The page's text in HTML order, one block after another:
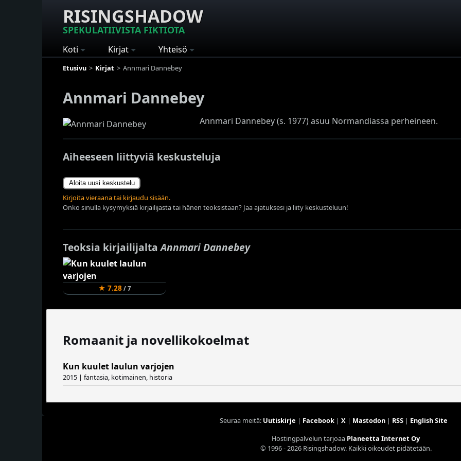
RISINGSHADOW
SPEKULATIIVISTA FIKTIOTA
Koti Kirjat Yhteisö
Etusivu Kirjat Annmari Dannebey
Annmari Dannebey
Annmari Dannebey (s. 1977) asuu Normandiassa perheineen.
Aiheeseen liittyviä keskusteluja
Aloita uusi keskustelu
Kirjoita vieraana tai kirjaudu sisään.
Onko sinulla kysymyksiä kirjailijasta tai hänen teoksistaan? Jaa ajatuksesi ja liity keskusteluun!
Teoksia kirjailijaltaAnnmari Dannebey
★ 7.28/ 7
Romaanit ja novellikokoelmat
Kun kuulet laulun varjojen
2015 | fantasia, kotimainen, historia
Seuraa meitä: Uutiskirje | Facebook| X| Mastodon| RSS| English Site
Hostingpalvelun tarjoaa Planeetta Internet Oy
© 1996 - 2026 Risingshadow. Kaikki oikeudet pidätetään.